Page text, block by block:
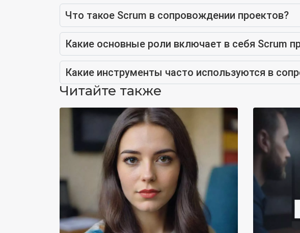
Что такое Scrum в сопровождении проектов?
Какие основные роли включает в себя Scrum
Какие инструменты часто используются в
Читайте также